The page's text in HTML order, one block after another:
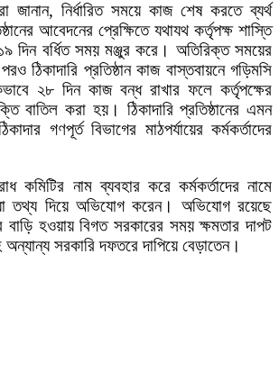
জানান, নির্ধারিত সময়ে কাজ শেষ করতে ব্যর্থ
আবেদনের প্রেক্ষিতে যথাযথ কর্তৃপক্ষ শাস্তি
দিন বর্ধিত সময় মঞ্জুর করে। অতিরিক্ত সময়ের
ঠিকাদারি প্রতিষ্ঠান কাজ বাস্তবায়নে গড়িমসি
২৮ দিন কাজ বন্ধ রাখার ফলে কর্তৃপক্ষের
বাতিল করা হয়। ঠিকাদারি প্রতিষ্ঠানের এমন
গণপূর্ত বিভাগের মাঠপর্যায়ের কর্মকর্তাদের
কমিটির নাম ব্যবহার করে কর্মকর্তাদের নামে
তথ্য দিয়ে অভিযোগ করেন। অভিযোগ রয়েছে
হওয়ায় বিগত সরকারের সময় ক্ষমতার দাপট
অন্যান্য সরকারি দফতরে দাপিয়ে বেড়াতেন।